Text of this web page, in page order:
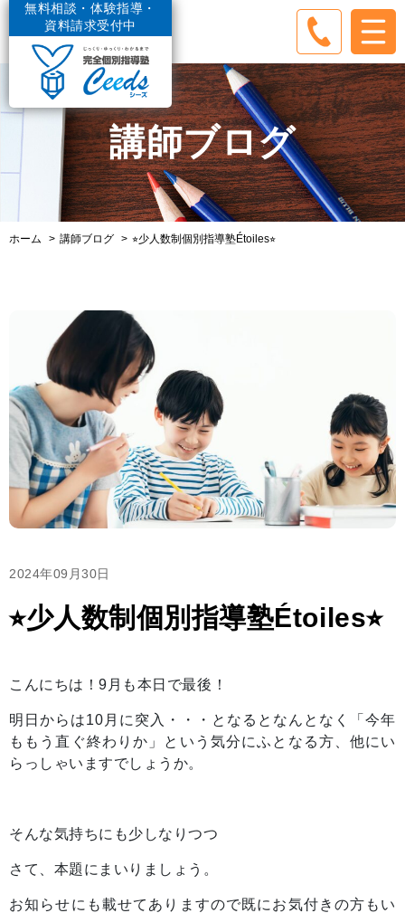
無料相談・体験指導・
資料請求受付中
講師ブログ
ホーム 講師ブログ ⭐︎少人数制個別指導塾Étoiles⭐︎
2024年09月30日
⭐︎少人数制個別指導塾Étoiles⭐︎
こんにちは！9月も本日で最後！
明日からは10月に突入・・・となるとなんとなく「今年
ももう直ぐ終わりか」という気分にふとなる方、他にい
らっしゃいますでしょうか。
そんな気持ちにも少しなりつつ
さて、本題にまいりましょう。
お知らせにも載せてありますので既にお気付きの方もい